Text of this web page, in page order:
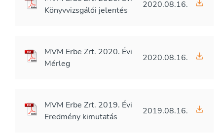
Könyvvizsgálói jelentés
2020.08.16.
MVM Erbe Zrt. 2020. Évi
Mérleg
2020.08.16.
MVM Erbe Zrt. 2019. Évi
Eredmény kimutatás
2019.08.16.